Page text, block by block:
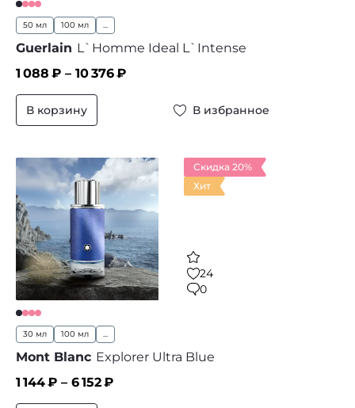
50 мл 100 мл ...
Guerlain L`Homme Ideal L`Intense
1 088 ₽ – 10 376₽
В корзину В избранное
Скидка 20%
Хит
24
0
30 мл 100 мл ...
Mont Blanc Explorer Ultra Blue
1 144₽ – 6 152₽